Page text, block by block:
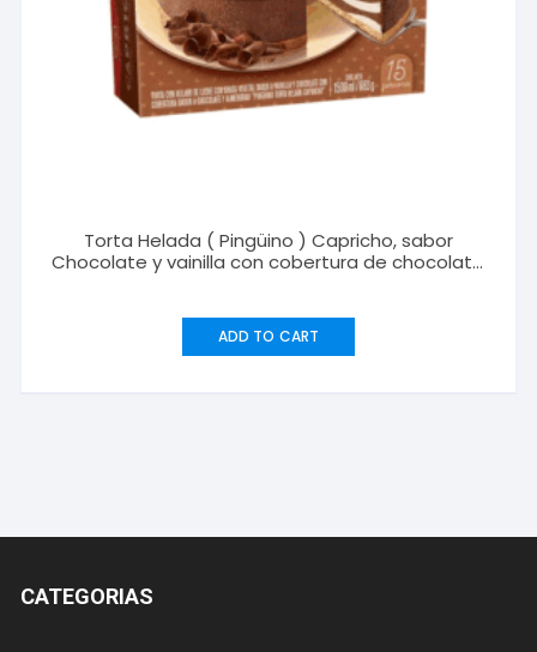
Torta Helada ( Pingüino ) Capricho, sabor
Chocolate y vainilla con cobertura de chocolate
ADD TO CART
CATEGORIAS